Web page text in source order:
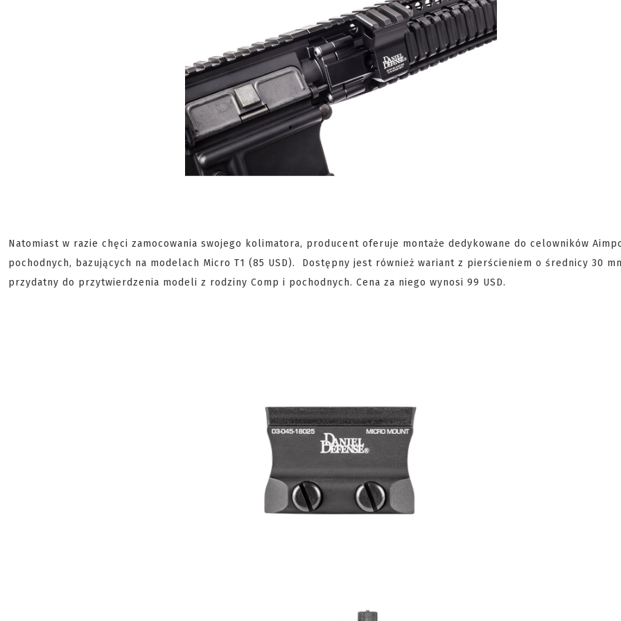
Natomiast w razie chęci zamocowania swojego kolimatora, producent oferuje montaże dedykowane do celowników
pochodnych, bazujących na modelach Micro T1 (85 USD). Dostępny jest również wariant z pierścieniem o średnicy 30
przydatny do przytwierdzenia modeli z rodziny Comp i pochodnych. Cena za niego wynosi 99 USD.